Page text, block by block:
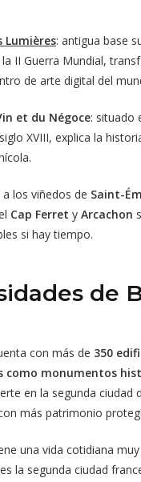
Lumières: antigua base
II Guerra Mundial,
de arte digital del
et du Négoce: situado
XVIII, explica la
a los viñedos de Saint-
Cap Ferret y Arcachon
si hay tiempo.
de
con más de 350
como monumentos
en la segunda ciudad
más patrimonio
una vida cotidiana
la segunda ciudad